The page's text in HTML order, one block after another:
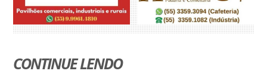
CONTINUE LENDO